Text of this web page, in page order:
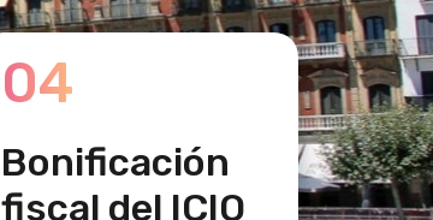
04
Bonificación
fiscal del ICIO